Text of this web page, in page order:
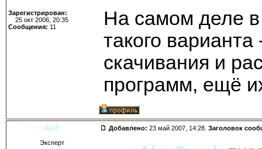
Зарегистрирован:
25 окт 2006, 20:35
Сообщения: 11
На самом деле
такого
скачивания и
программ, ещё
ALF Добавлено: 23 май 2007, 14:28. Заголовок
Эксперт